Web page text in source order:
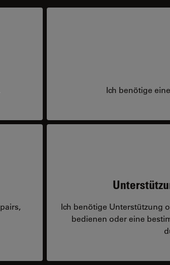
Ich benötige
Ich benötige Unterstützung
bedienen oder eine